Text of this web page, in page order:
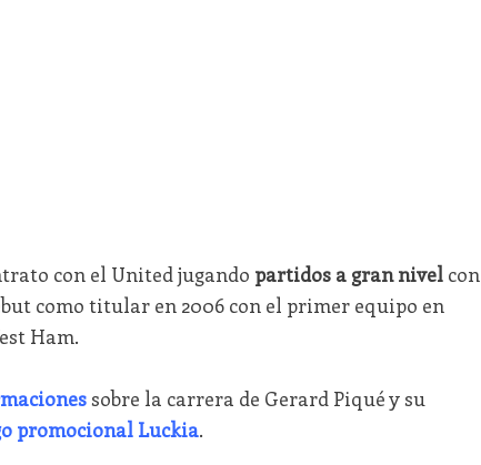
con el United jugando partidos a gran nivelcon
como titular en 2006 con el primer equipo en
Ham.
sobre la carrera de Gerard Piqué y su
promocional Luckia.